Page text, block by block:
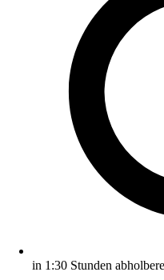
in 1:30 Stunden